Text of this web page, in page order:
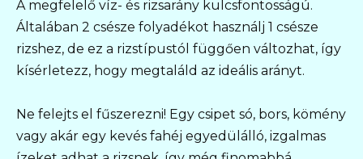
A megfelelő víz- és rizsarány kulcsfontosságú.
Általában 2 csésze folyadékot használj 1 csésze
rizshez, de ez a rizstípustól függően változhat, így
kísérletezz, hogy megtaláld az ideális arányt.
Ne felejts el fűszerezni! Egy csipet só, bors, kömény
vagy akár egy kevés fahéj egyedülálló, izgalmas